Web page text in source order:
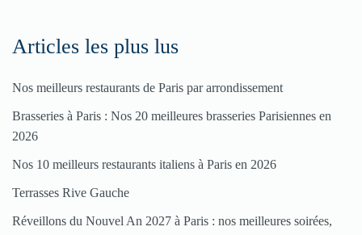
enregistrer
votre
Cliquez
Articles les plus lus
Nos meilleurs restaurants de Paris par arrondissement
Brasseries à Paris : Nos 20 meilleures brasseries Parisiennes en
2026
Nos 10 meilleurs restaurants italiens à Paris en 2026
Terrasses Rive Gauche
Réveillons du Nouvel An 2027 à Paris : nos meilleures soirées,